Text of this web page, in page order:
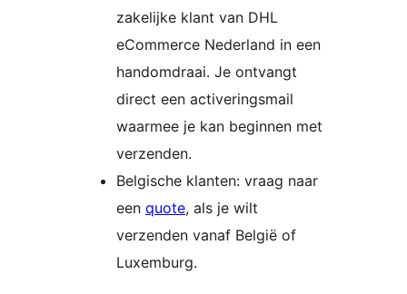
zakelijke klant van DHL
eCommerce Nederland in een
handomdraai. Je ontvangt
direct een activeringsmail
waarmee je kan beginnen met
verzenden.
Belgische klanten: vraag naar
een quote, als je wilt
verzenden vanaf België of
Luxemburg.